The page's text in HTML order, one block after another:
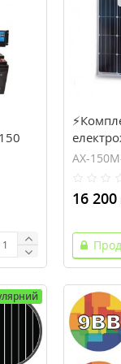
Вт, 12
150M-
AX-
16 200